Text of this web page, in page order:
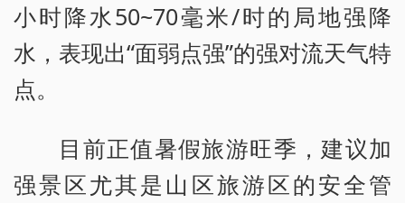
小时降水50~70毫米/时的局地强降
水，表现出“面弱点强”的强对流天气特
点。
目前正值暑假旅游旺季，建议加
强景区尤其是山区旅游区的安全管